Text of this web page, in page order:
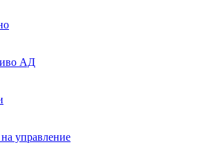
АД
управление